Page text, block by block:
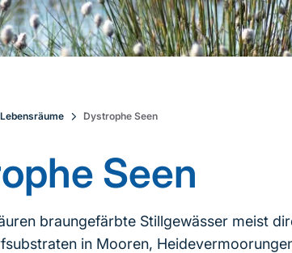
Dystrophe Seen
Seen
braungefärbte Stillgewässer meist
in Mooren,